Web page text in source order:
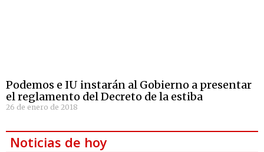
Podemos e IU instarán al Gobierno a presentar
el reglamento del Decreto de la estiba
26 de enero de 2018
Noticias de hoy